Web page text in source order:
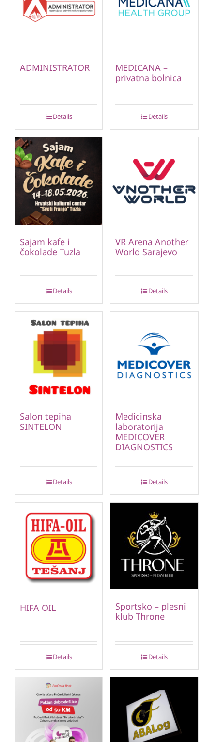
ADMINISTRATOR
Details
MEDICANA –
privatna bolnica
Details
Sajam kafe i
čokolade Tuzla
Details
VR Arena Another
World Sarajevo
Details
Salon tepiha
SINTELON
Details
Medicinska
laboratorija
MEDICOVER
DIAGNOSTICS
Details
HIFA OIL
Details
Sportsko – plesni
klub Throne
Details